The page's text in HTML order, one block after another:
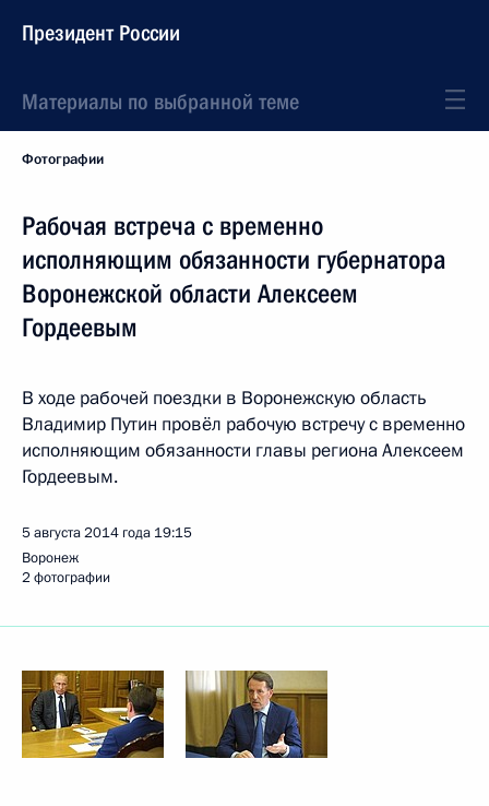
Президент России
Материалы по выбранной теме
Фотографии
Рабочая встреча с временно
исполняющим обязанности губернатора
Воронежской области Алексеем
Гордеевым
В ходе рабочей поездки в Воронежскую область
Владимир Путин провёл рабочую встречу с временно
исполняющим обязанности главы региона Алексеем
Гордеевым.
5 августа 2014 года 19:15
Воронеж
2 фотографии